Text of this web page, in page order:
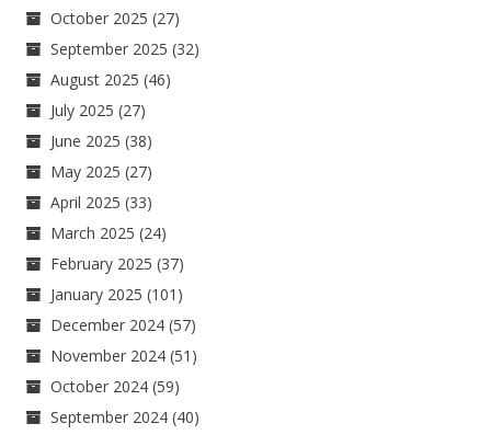
October 2025 (27)
September 2025 (32)
August 2025 (46)
July 2025 (27)
June 2025 (38)
May 2025 (27)
April 2025 (33)
March 2025 (24)
February 2025 (37)
January 2025 (101)
December 2024 (57)
November 2024 (51)
October 2024 (59)
September 2024 (40)